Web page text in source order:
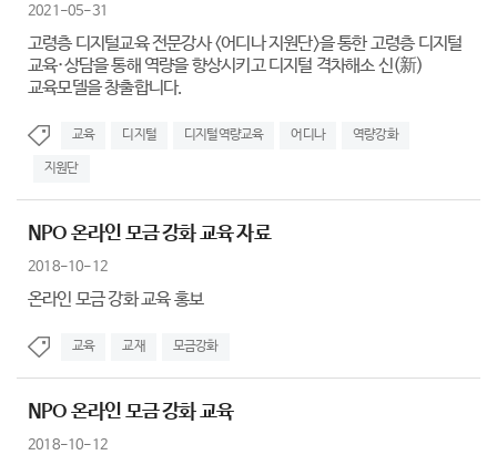
2021-05-31
고령층 디지털교육 전문강사 <어디나 지원단>을 통한 고령층 디지털
교육·상담을 통해 역량을 향상시키고 디지털 격차해소 신(新)
교육모델을 창출합니다.
교육 디지털 디지털역량교육 어디나 역량강화
지원단
NPO 온라인 모금 강화 교육 자료
2018-10-12
온라인 모금 강화 교육 홍보
교육 교재 모금강화
NPO 온라인 모금 강화 교육
2018-10-12